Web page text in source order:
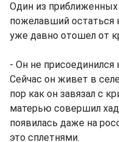
Один из
пожелавший остаться
уже давно отошел от
- Он не присоединился
Сейчас он живет в
пор как он завязал с
матерью совершил
появилась даже на
это сплетнями.